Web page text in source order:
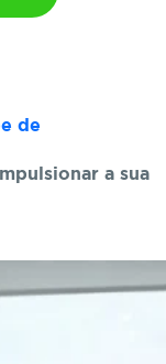
de
a sua